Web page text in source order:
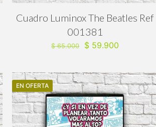
Cuadro Luminox The Beatles Ref
001381
$65.000
El
era:
$ 65.000.
$ 59.900
es:
$ 59.900.
EN OFERTA